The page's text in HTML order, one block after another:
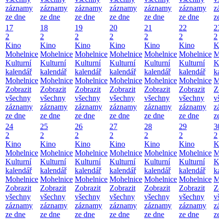
záznamy
ze dne
záznamy
ze dne
záznamy
ze dne
záznamy
ze dne
záznamy
ze dne
záznamy
ze dne
17
2
Kino
Mohelnice
Kulturní
kalendář
Mohelnice
Zobrazit
všechny
záznamy
ze dne
18
2
Kino
Mohelnice
Kulturní
kalendář
Mohelnice
Zobrazit
všechny
záznamy
ze dne
19
2
Kino
Mohelnice
Kulturní
kalendář
Mohelnice
Zobrazit
všechny
záznamy
ze dne
20
2
Kino
Mohelnice
Kulturní
kalendář
Mohelnice
Zobrazit
všechny
záznamy
ze dne
21
2
Kino
Mohelnice
Kulturní
kalendář
Mohelnice
Zobrazit
všechny
záznamy
ze dne
22
2
Kino
Mohelnice
Kulturní
kalendář
Mohelnice
Zobrazit
všechny
záznamy
ze dne
2
24
2
Kino
Mohelnice
Kulturní
kalendář
Mohelnice
Zobrazit
všechny
záznamy
ze dne
25
2
Kino
Mohelnice
Kulturní
kalendář
Mohelnice
Zobrazit
všechny
záznamy
ze dne
26
2
Kino
Mohelnice
Kulturní
kalendář
Mohelnice
Zobrazit
všechny
záznamy
ze dne
27
2
Kino
Mohelnice
Kulturní
kalendář
Mohelnice
Zobrazit
všechny
záznamy
ze dne
28
2
Kino
Mohelnice
Kulturní
kalendář
Mohelnice
Zobrazit
všechny
záznamy
ze dne
29
2
Kino
Mohelnice
Kulturní
kalendář
Mohelnice
Zobrazit
všechny
záznamy
ze dne
2